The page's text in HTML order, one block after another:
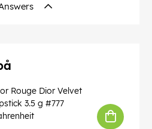
Rouge Dior Velvet
3.5 g #777